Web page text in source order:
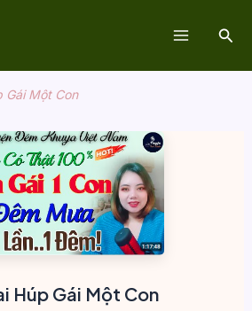
Tìm
Gái Một Con
Húp Gái Một Con